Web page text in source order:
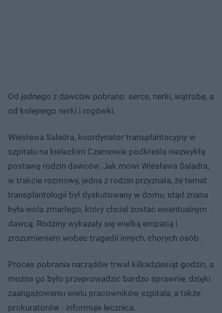
Od jednego z dawców pobrano: serce, nerki, wątrobę, a
od kolejnego nerki i rogówki.
Wiesława Saladra, koordynator transplantacyjny w
szpitalu na kieleckim Czarnowie podkreśla niezwykłą
postawę rodzin dawców. Jak mówi Wiesława Saladra,
w trakcie rozmowy, jedna z rodzin przyznała, że temat
transplantologii był dyskutowany w domu, stąd znana
była wola zmarłego, który chciał zostać ewentualnym
dawcą. Rodziny wykazały się wielką empatią i
zrozumieniem wobec tragedii innych, chorych osób .
Proces pobrania narządów trwał kilkadziesiąt godzin, a
można go było przeprowadzić bardzo sprawnie, dzięki
zaangażowaniu wielu pracowników szpitala, a także
prokuratorów - informuje lecznica.